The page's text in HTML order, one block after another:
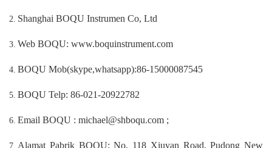
Shanghai BOQU Instrumen Co, Ltd
Web BOQU: www.boquinstrument.com
BOQU Mob(skype,whatsapp):86-15000087545
BOQU Telp: 86-021-20922782
Email BOQU : michael@shboqu.com ;
Alamat Pabrik BOQU: No. 118 Xiuyan Road, Pudong New